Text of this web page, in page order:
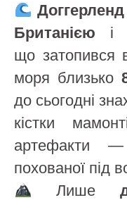
Доггерленд
Британією і
що затопився
моря близько
до сьогодні
кістки
артефакти —
похованої під
Лише